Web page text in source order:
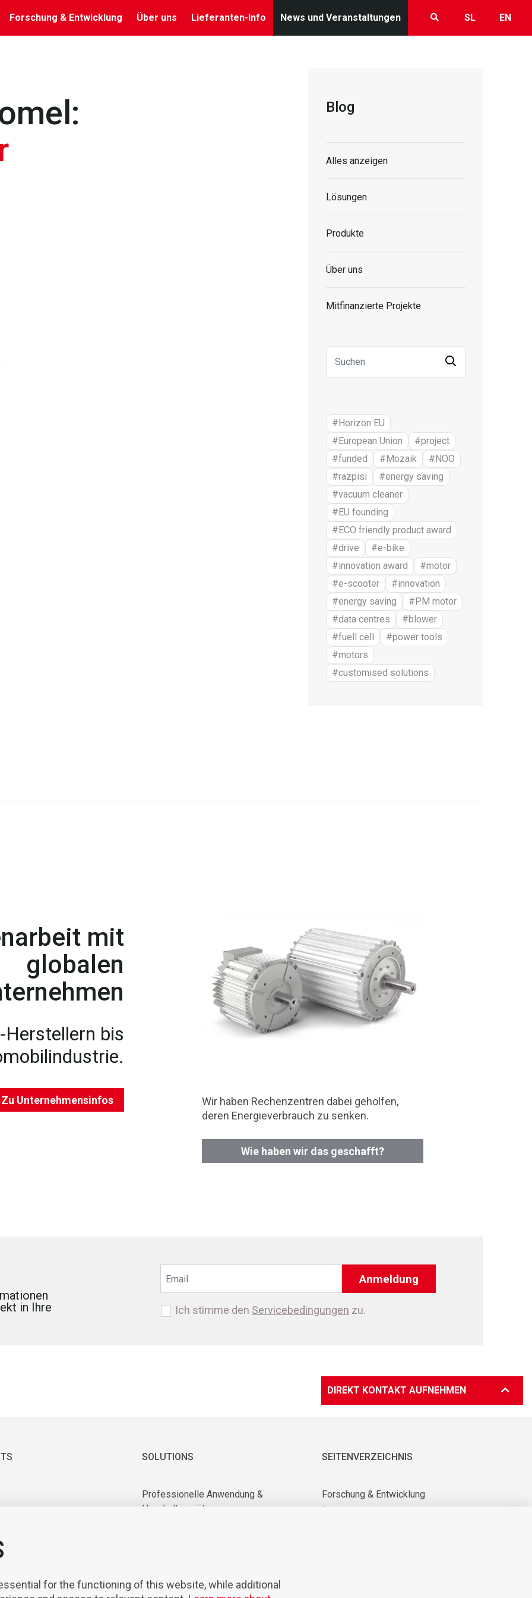
Forschung & Entwicklung Über uns Lieferanten-Info News und Veranstaltungen SL EN
Blog
Alles anzeigen
Lösungen
Produkte
Über uns
Mitfinanzierte Projekte
#Horizon EU
#European Union
#project
#funded
#Mozaik
#NOO
#razpisi
#energy saving
#vacuum cleaner
#EU founding
#ECO friendly product award
#drive
#e-bike
#innovation award
#motor
#e-scooter
#innovation
#energy saving
#PM motor
#data centres
#blower
#fuell cell
#power tools
#motors
#customised solutions
mit
globalen
bis
Zu Unternehmensinfos
Wir haben Rechenzentren dabei geholfen,
deren Energieverbrauch zu senken.
Wie haben wir das geschafft?
in Ihre
Anmeldung
Ich stimme den Servicebedingungen zu.
DIREKT KONTAKT AUFNEHMEN
& Werkzeuge
SOLUTIONS
Professionelle Anwendung &
Haushaltsgeräte
SEITENVERZEICHNIS
Forschung & Entwicklung
for the functioning of this website, while additional